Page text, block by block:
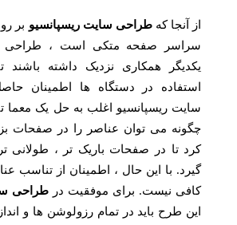
از آنجا کهطراحی سایت ریسپانسیو بر
سراسر صفحه متکی است ، طراحی و
یکدیگر همکاری نزدیک داشته باشند
استفاده در دستگاه ها اطمینان
سایت ریسپانسیو اغلب به حل یک معما
چگونه می توان عناصر را در صفحات
کرد تا در صفحات باریک تر ، طولانی
گیرد. با این حال ، اطمینان از تناسب
کافی نیست. برای موفقیت درطراحی
این طرح باید در تمام رزولوشن ها و